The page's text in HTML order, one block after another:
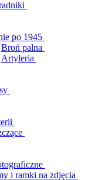
po 1945
Broń palna
Artyleria
i ramki na zdjęcia